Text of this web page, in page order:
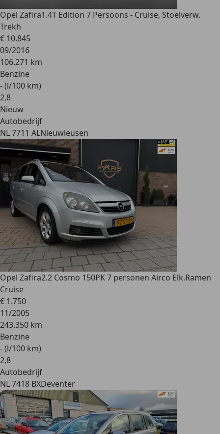
Opel Zafira1.4T Edition 7 Persoons - Cruise, Stoelverw.
Trekh
€ 10.845
09/2016
106.271 km
Benzine
- (l/100 km)
2,8
Nieuw
Autobedrijf
NL 7711 ALNieuwleusen
Opel Zafira2.2 Cosmo 150PK 7 personen Airco Elk.Ramen
Cruise
€ 1.750
11/2005
243.350 km
Benzine
- (l/100 km)
2,8
Autobedrijf
NL 7418 BXDeventer